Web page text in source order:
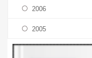
2006
2005